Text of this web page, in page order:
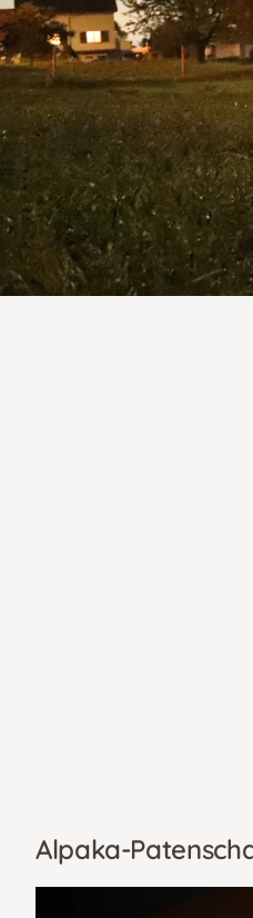
Alpaka-